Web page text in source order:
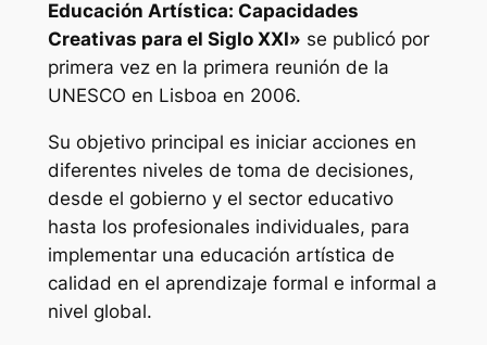
Educación Artística: Capacidades
Creativas para el Siglo XXI» se publicó por
primera vez en la primera reunión de la
UNESCO en Lisboa en 2006.
Su objetivo principal es iniciar acciones en
diferentes niveles de toma de decisiones,
desde el gobierno y el sector educativo
hasta los profesionales individuales, para
implementar una educación artística de
calidad en el aprendizaje formal e informal a
nivel global.